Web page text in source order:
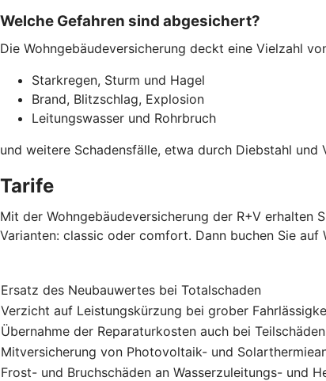
Welche Gefahren sind abgesichert?
Die Wohngebäudeversicherung deckt eine Vielzahl
Starkregen, Sturm und Hagel
Brand, Blitzschlag, Explosion
Leitungswasser und Rohrbruch
und weitere Schadensfälle, etwa durch Diebstahl und
Tarife
Mit der Wohngebäudeversicherung der R+V erhalten
Varianten: classic oder comfort. Dann buchen Sie
Ersatz des Neubauwertes bei Totalschaden
Verzicht auf Leistungskürzung bei grober
Übernahme der Reparaturkosten auch bei Teilschäden
Mitversicherung von Photovoltaik- und
Frost- und Bruchschäden an Wasserzuleitungs- und